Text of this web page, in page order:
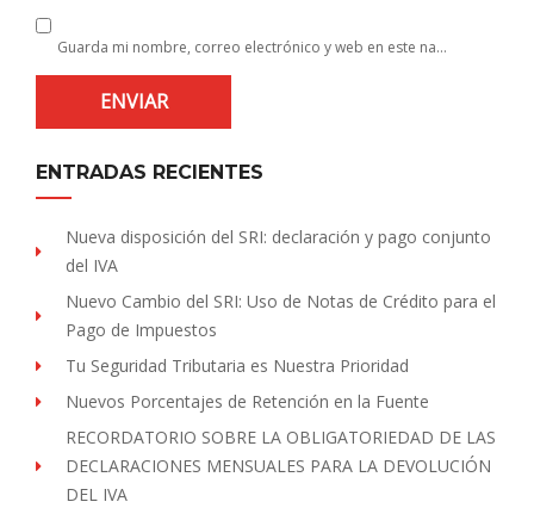
Guarda mi nombre, correo electrónico y web en este navegador para la próxima vez que comente.
ENTRADAS RECIENTES
Nueva disposición del SRI: declaración y pago conjunto
del IVA
Nuevo Cambio del SRI: Uso de Notas de Crédito para el
Pago de Impuestos
Tu Seguridad Tributaria es Nuestra Prioridad
Nuevos Porcentajes de Retención en la Fuente
RECORDATORIO SOBRE LA OBLIGATORIEDAD DE LAS
DECLARACIONES MENSUALES PARA LA DEVOLUCIÓN
DEL IVA